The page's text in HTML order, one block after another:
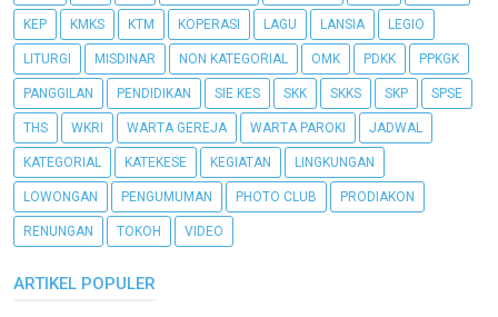
KEP KMKS KTM KOPERASI LAGU LANSIA LEGIO
LITURGI MISDINAR NON KATEGORIAL OMK PDKK PPKGK
PANGGILAN PENDIDIKAN SIE KES SKK SKKS SKP SPSE
THS WKRI WARTA GEREJA WARTA PAROKI JADWAL
KATEGORIAL KATEKESE KEGIATAN LINGKUNGAN
LOWONGAN PENGUMUMAN PHOTO CLUB PRODIAKON
RENUNGAN TOKOH VIDEO
ARTIKEL POPULER